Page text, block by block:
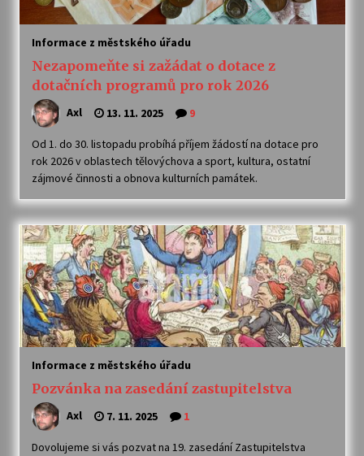
Informace z městského úřadu
Nezapomeňte si zažádat o dotace z
dotačních programů pro rok 2026
Axl 13. 11. 2025 9
Od 1. do 30. listopadu probíhá příjem žádostí na dotace pro
rok 2026 v oblastech tělovýchova a sport, kultura, ostatní
zájmové činnosti a obnova kulturních památek.
Informace z městského úřadu
Pozvánka na zasedání zastupitelstva
Axl 7. 11. 2025 1
Dovolujeme si vás pozvat na 19. zasedání Zastupitelstva